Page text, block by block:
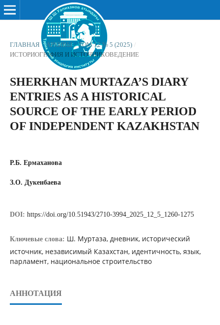
ГЛАВНАЯ / АРХИВЫ / ТОМ 12 № 5 (2025) /
ИСТОРИОГРАФИЯ И ИСТОЧНИКОВЕДЕНИЕ
SHERKHAN MURTAZA’S DIARY
ENTRIES AS A HISTORICAL
SOURCE OF THE EARLY PERIOD
OF INDEPENDENT KAZAKHSTAN
Р.Б. Ермаханова
З.О. Дукенбаева
DOI: https://doi.org/10.51943/2710-3994_2025_12_5_1260-1275
Ключевые слова: Ш. Муртаза, дневник, исторический
источник, независимый Казахстан, идентичность, язык,
парламент, национальное строительство
АННОТАЦИЯ